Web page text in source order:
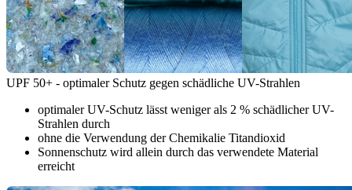
UPF 50+ - optimaler Schutz gegen schädliche UV-Strahlen
optimaler UV-Schutz lässt weniger als 2 % schädlicher UV-
Strahlen durch
ohne die Verwendung der Chemikalie Titandioxid
Sonnenschutz wird allein durch das verwendete Material
erreicht